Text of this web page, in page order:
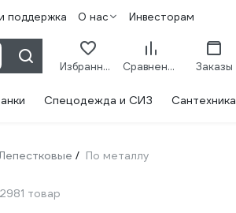
поддержка О нас Инвесторам
Избранное Сравнение Заказы
Спецодежда и СИЗ Сантехника
/ По металлу
2981 товар